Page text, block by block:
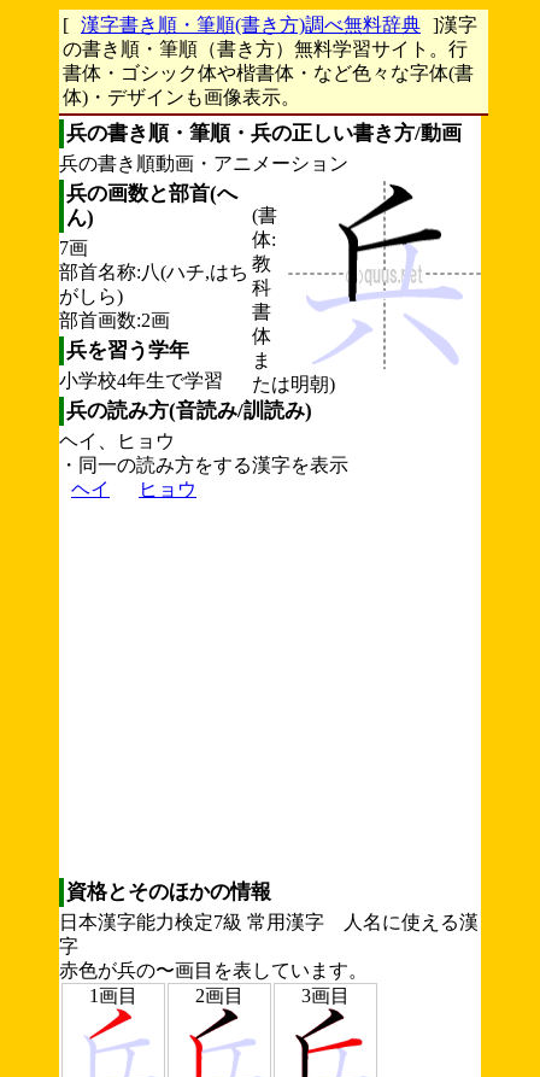
[ 漢字書き順・筆順(書き方)調べ無料辞典 ]漢字
の書き順・筆順（書き方）無料学習サイト。行
書体・ゴシック体や楷書体・など色々な字体(書
体)・デザインも画像表示。
兵の書き順・筆順・兵の正しい書き方/動画
兵の書き順動画・アニメーション
(書
体:
教
科
書
体
ま
たは明朝)
兵の画数と部首(へ
ん)
7画
部首名称:八(ハチ,はち
がしら)
部首画数:2画
兵を習う学年
小学校4年生で学習
兵の読み方(音読み/訓読み)
ヘイ、ヒョウ
・同一の読み方をする漢字を表示
ヘイ
ヒョウ
資格とそのほかの情報
日本漢字能力検定7級 常用漢字 人名に使える漢
字
赤色が兵の〜画目を表しています。
1画目
2画目 3画目